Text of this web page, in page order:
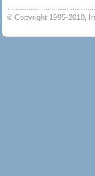
© Copyright 1995-2010,